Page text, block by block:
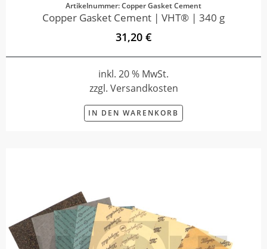
Artikelnummer: Copper Gasket Cement
Copper Gasket Cement | VHT® | 340 g
31,20 €
inkl. 20 % MwSt.
zzgl. Versandkosten
IN DEN WARENKORB